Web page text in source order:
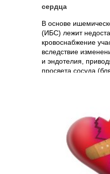
сердца
В основе
(ИБС) лежит
кровоснабжение
вследствие
и эндотелия,
просвета сосуда